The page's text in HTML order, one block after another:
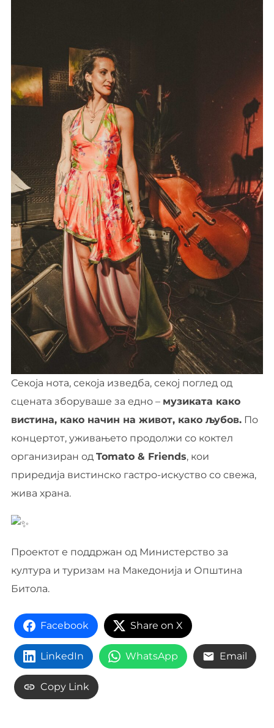
Секоја нота, секоја изведба, секој поглед од
сцената зборуваше за едно – музиката како
вистина, како начин на живот, како љубов.По
концертот, уживањето продолжи со коктел
организиран од Tomato & Friends, кои
приредија вистинско гастро-искуство со свежа,
жива храна.
Проектот е поддржан од Министерство за
култура и туризам на Македонија и Општина
Битола.
Facebook Share on X
LinkedIn WhatsApp Email
Copy Link